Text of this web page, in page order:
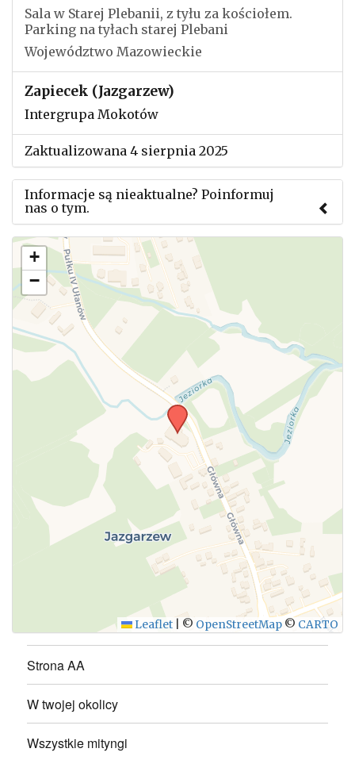
Sala w Starej Plebanii, z tyłu za kościołem.
Parking na tyłach starej Plebani
Województwo Mazowieckie
Zapiecek (Jazgarzew)
Intergrupa Mokotów
Zaktualizowana 4 sierpnia 2025
Informacje są nieaktualne? Poinformuj
nas o tym.
Użyj tego formularza aby przesłać informację o
zmianach w powyższym mityngu.
WYŚLIJ
+
−
Leaflet © OpenStreetMap © CARTO
Strona AA
W twojej okolicy
Wszystkie mityngi